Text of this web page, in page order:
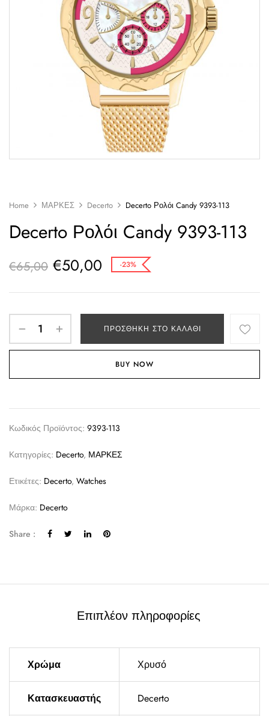
Home ΜΑΡΚΕΣ Decerto Decerto Ρολόι Candy 9393-113
Decerto Ρολόι Candy 9393-113
€65,00 €50,00 -23%
ΠΡΟΣΘΉΚΗ ΣΤΟ ΚΑΛΆΘΙ
BUY NOW
Κωδικός Προϊόντος: 9393-113
Κατηγορίες: Decerto, ΜΑΡΚΕΣ
Ετικέτες: Decerto, Watches
Μάρκα: Decerto
Share :
Επιπλέον πληροφορίες
Χρώμα Χρυσό
Κατασκευαστής Decerto